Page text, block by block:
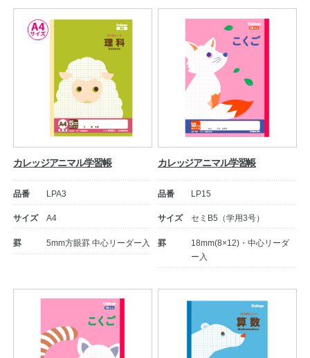
カレッジアニマル学習帳
品番 LPA3
サイズ A4
罫 5mm方眼罫 中心リーダー入
カレッジアニマル学習帳
品番 LP15
サイズ セミB5（学用3号）
罫
18mm(8×12)・中心リーダ
ー入